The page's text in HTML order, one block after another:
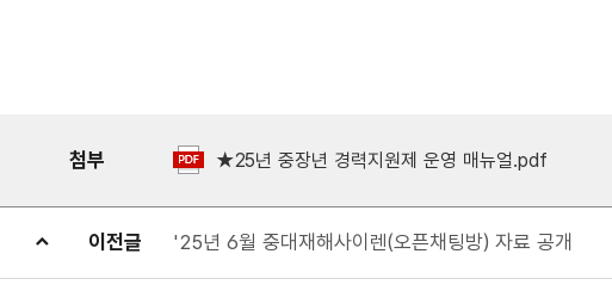
첨부 ★25년 중장년 경력지원제 운영 매뉴얼.pdf
이전글 '25년 6월 중대재해사이렌(오픈채팅방) 자료 공개